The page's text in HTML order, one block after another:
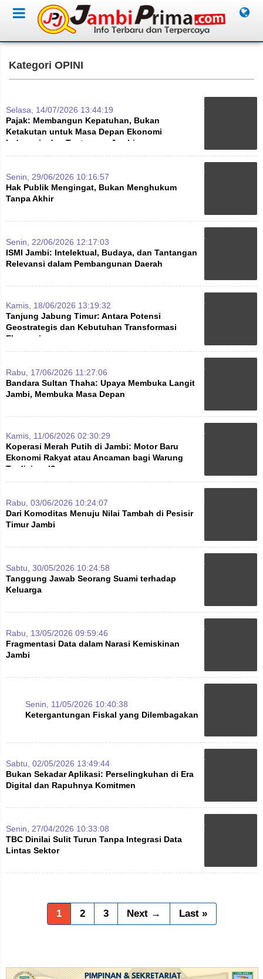
Kategori OPINI
Selasa, 14/07/2026 13:44:19
Pajak: Membangun Kepatuhan, Bukan
Ketakutan untuk Masa Depan Ekonomi
Indonesia dan Tantangan Jambi
Senin, 29/06/2026 10:16:57
Hak Publik Mengingat, Bukan Menghukum
Tanpa Akhir
Senin, 22/06/2026 12:17:03
ISMI Jambi: Intelektual, Budaya, dan Tantangan
Relevansi dalam Pembangunan Daerah
Kamis, 18/06/2026 13:19:32
Tanjung Jabung Timur: Antara Potensi
Geostrategis dan Kebutuhan Transformasi
Ekonomi
Rabu, 17/06/2026 11:27:06
Bandara Sultan Thaha: Upaya Membuka Langit
Jambi, Membuka Masa Depan
Kamis, 11/06/2026 02:30:29
Koperasi Merah Putih di Jambi: Motor Baru
Ekonomi Rakyat atau Ancaman bagi Warung
Tradisional?
Rabu, 03/06/2026 10:24:07
Dari Komoditas Menuju Nilai Tambah di Pesisir
Timur Jambi
Sabtu, 30/05/2026 10:24:58
Tanggung Jawab Seorang Suami terhadap
Keluarga
Rabu, 13/05/2026 09:59:46
Fragmentasi Data dalam Narasi Kemiskinan
Jambi
Senin, 11/05/2026 10:40:38
Ketergantungan Fiskal yang Dilembagakan
Sabtu, 02/05/2026 13:49:44
Bukan Sekadar Aplikasi: Perselingkuhan di Era
Digital dan Rapuhnya Komitmen
Senin, 27/04/2026 10:33:08
TBC Dinilai Sulit Turun Tanpa Integrasi Data
Lintas Sektor
1 2 3 Next → Last »